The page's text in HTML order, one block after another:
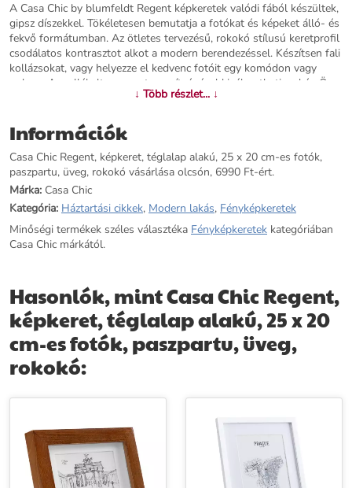
A Casa Chic by blumfeldt Regent képkeretek valódi fából készültek,
gipsz díszekkel. Tökéletesen bemutatja a fotókat és képeket álló- és
fekvő formátumban. Az ötletes tervezésű, rokokó stílusú keretprofil
csodálatos kontrasztot alkot a modern berendezéssel. Készítsen fali
kollázsokat, vagy helyezze el kedvenc fotóit egy komódon vagy
polcon. A mellékelt paszpartu segítségével kiválaszthatja a kép Ön
számára leginkább megfelelő részét. Az üveglap véd a portól és a
elegáns megjelenését.Mindig a figyelem középpontja: Casa Chic by
blumfeldtRegent képkeretek
További információk>>
↓ Több részlet... ↓
Információk
Casa Chic Regent, képkeret, téglalap alakú, 25 x 20 cm-es fotók,
paszpartu, üveg, rokokó vásárlása olcsón, 6990 Ft-ért.
Márka: Casa Chic
Kategória: Háztartási cikkek, Modern lakás, Fényképkeretek
Minőségi termékek széles választéka Fényképkeretek kategóriában
Casa Chic márkától.
Hasonlók, mint Casa Chic Regent,
képkeret, téglalap alakú, 25 x 20
cm-es fotók, paszpartu, üveg,
rokokó: